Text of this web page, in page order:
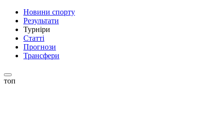
Новини спорту
Результати
Турніри
Статті
Прогнози
Трансфери
топ